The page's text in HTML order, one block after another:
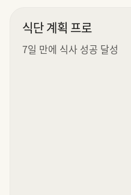
식단 계획 프로
7일 만에 식사 성공 달성